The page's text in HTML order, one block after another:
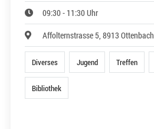
09:30 - 11:30 Uhr
Affolternstrasse 5, 8913 Ottenbach
Diverses Jugend Treffen
Bibliothek